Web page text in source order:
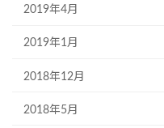
2019年4月
2019年1月
2018年12月
2018年5月